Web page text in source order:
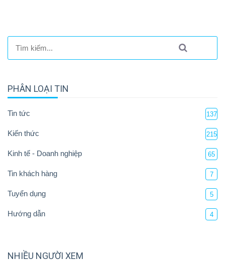
PHÂN LOẠI TIN
Tin tức 137
Kiến thức 215
Kinh tế - Doanh nghiệp 65
Tin khách hàng 7
Tuyển dụng 5
Hướng dẫn 4
NHIỀU NGƯỜI XEM